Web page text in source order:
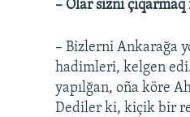
– Olar sizni
– Bizlerni Ankarağa
hadimleri, kelgen
yapılğan, oña köre
Dediler ki, kiçik bir